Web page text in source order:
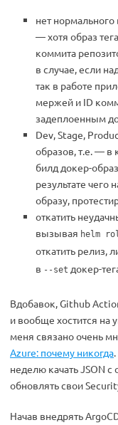
нет
— хотя образ
коммита
в случае, если
так в работе
мержей и ID
задеплоенным
Dev, Stage,
образов, т.е. —
билд докер-
результате чего
образу,
откатить
вызывая helm
откатить релиз,
в --set докер-
Вдобавок, Github
и вообще хостится на
меня связано очень
Azure: почему никогда
неделю качать JSON
обновлять свои
Начав внедрять